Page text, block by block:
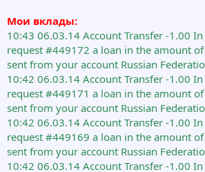
Мои вклады:
10:43 06.03.14 Account Transfer -1.00
request #449172 a loan in the amount of
sent from your account Russian
10:42 06.03.14 Account Transfer -1.00
request #449171 a loan in the amount of
sent from your account Russian
10:42 06.03.14 Account Transfer -1.00
request #449169 a loan in the amount of
sent from your account Russian
10:42 06.03.14 Account Transfer -1.00